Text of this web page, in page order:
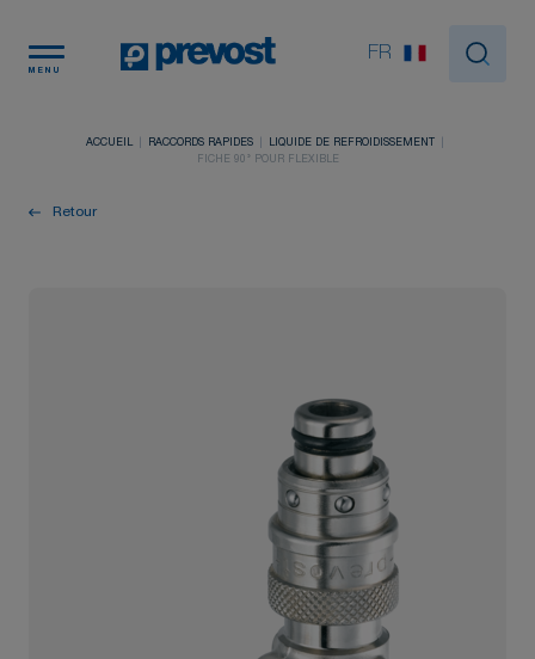
MENU
FR
ACCUEIL RACCORDS RAPIDES
LIQUIDE DE REFROIDISSEMENT
FICHE 90° POUR FLEXIBLE
Retour